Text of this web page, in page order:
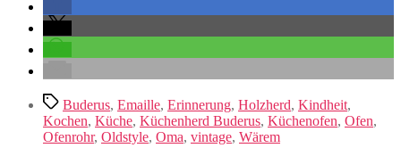
Schlagwörter
Buderus, Emaille, Erinnerung, Holzherd, Kindheit,
Kochen, Küche, Küchenherd Buderus, Küchenofen, Ofen,
Ofenrohr, Oldstyle, Oma, vintage, Wärem